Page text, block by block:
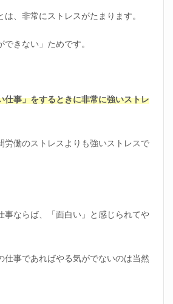
、非常にストレスがたまります。
きない」ためです。
仕事」をするときに非常に強いストレ
労働のストレスよりも強いストレスで
事ならば、「面白い」と感じられてや
仕事であればやる気がでないのは当然